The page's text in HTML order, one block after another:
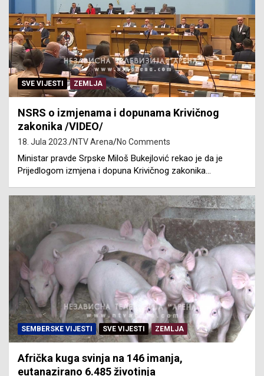
SVE VIJESTI ZEMLJA
NSRS o izmjenama i dopunama Krivičnog
zakonika /VIDEO/
18. Jula 2023. NTV Arena No Comments
Ministar pravde Srpske Miloš Bukejlović rekao je da je
Prijedlogom izmjena i dopuna Krivičnog zakonika…
SEMBERSKE VIJESTI SVE VIJESTI ZEMLJA
Afrička kuga svinja na 146 imanja,
eutanazirano 6.485 životinja